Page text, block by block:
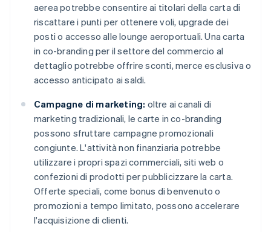
aerea potrebbe consentire ai titolari della carta di
riscattare i punti per ottenere voli, upgrade dei
posti o accesso alle lounge aeroportuali. Una carta
in co-branding per il settore del commercio al
dettaglio potrebbe offrire sconti, merce esclusiva o
accesso anticipato ai saldi.
Campagne di marketing: oltre ai canali di
marketing tradizionali, le carte in co-branding
possono sfruttare campagne promozionali
congiunte. L'attività non finanziaria potrebbe
utilizzare i propri spazi commerciali, siti web o
confezioni di prodotti per pubblicizzare la carta.
Offerte speciali, come bonus di benvenuto o
promozioni a tempo limitato, possono accelerare
l'acquisizione di clienti.